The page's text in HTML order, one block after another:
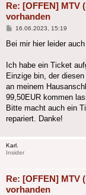
Re: [OFFEN] MTV
vorhanden
Beitrag
16.06.2023, 15:19
Bei mir hier leider
Ich habe ein Ticket
Einzige bin, der
an meinem
99,50EUR kommen
Bitte macht auch ein
repariert. Danke!
Karl.
Insider
Re: [OFFEN] MTV
vorhanden